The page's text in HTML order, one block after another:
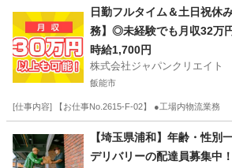
ドライバー 荷物
日勤フルタイム＆土日祝休
務】◎未経験でも月収32万
ム寮完備！
時給1,700円
株式会社ジャパンクリエイト
飯能市
[仕事内容] 【お仕事No.2615-F-02】 ●工場内物流業
その他
【埼玉県浦和】年齢・性別
デリバリーの配達員募集中！